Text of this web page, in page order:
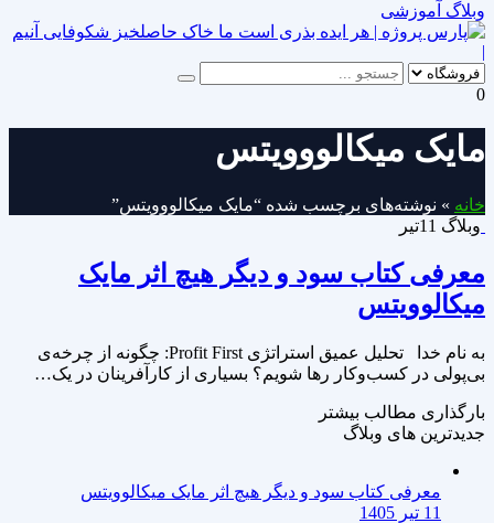
وبلاگ آموزشی
|
0
مایک میکالووویتس
خانه » نوشته‌های برچسب شده “مایک میکالووویتس”
وبلاگ 11تیر
معرفی کتاب سود و دیگر هیچ اثر مایک
میکالوویتس
به نام خدا تحلیل عمیق استراتژی Profit First: چگونه از چرخه‌ی
بی‌پولی در کسب‌وکار رها شویم؟ بسیاری از کارآفرینان در یک…
بارگذاری مطالب بیشتر
جدیدترین های وبلاگ
معرفی کتاب سود و دیگر هیچ اثر مایک میکالوویتس
11 تیر 1405